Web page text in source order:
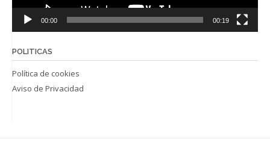
00:00 00:19
POLITICAS
Política de cookies
Aviso de Privacidad